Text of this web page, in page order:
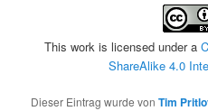
This work is licensed under a
ShareAlike 4.0
Dieser Eintrag wurde vonTim